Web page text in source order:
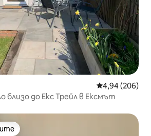
Средна
4,94 (206)
близо до Екс Трейл в Ексмът
на гостите